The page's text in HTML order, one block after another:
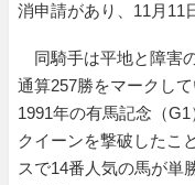
消申請があり、11月11
同騎手は平地と障害
通算257勝をマークし
1991年の有馬記念（
クイーンを撃破したこ
スで14番人気の馬が単